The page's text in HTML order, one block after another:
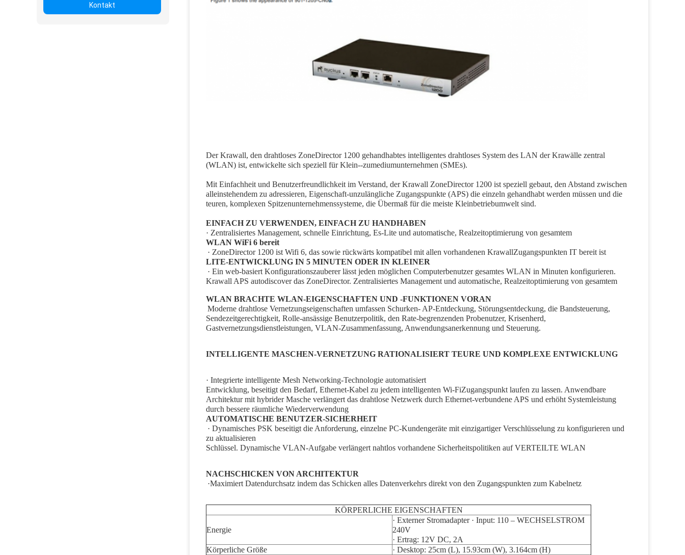
Kontakt
Der Krawall, den drahtloses ZoneDirector 1200 gehandhabtes intelligentes drahtloses System des LAN der Krawälle zentral
(WLAN) ist, entwickelte sich speziell für Klein--zumediumunternehmen (SMEs).
Mit Einfachheit und Benutzerfreundlichkeit im Verstand, der Krawall ZoneDirector 1200 ist speziell gebaut, den Abstand zwischen
alleinstehendem zu adressieren, Eigenschaft-unzulängliche Zugangspunkte (APS) die einzeln gehandhabt werden müssen und die
teuren, komplexen Spitzenunternehmenssysteme, die Übermaß für die meiste Kleinbetriebumwelt sind.
EINFACH ZU VERWENDEN, EINFACH ZU HANDHABEN
· Zentralisiertes Management, schnelle Einrichtung, Es-Lite und automatische, Realzeitoptimierung von gesamtem
WLAN WiFi 6 bereit
· ZoneDirector 1200 ist Wifi 6, das sowie rückwärts kompatibel mit allen vorhandenen KrawallZugangspunkten IT bereit ist
LITE-ENTWICKLUNG IN 5 MINUTEN ODER IN KLEINER
· Ein web-basiert Konfigurationszauberer lässt jeden möglichen Computerbenutzer gesamtes WLAN in Minuten konfigurieren.
Krawall APS autodiscover das ZoneDirector. Zentralisiertes Management und automatische, Realzeitoptimierung von gesamtem
WLAN BRACHTE WLAN-EIGENSCHAFTEN UND -FUNKTIONEN VORAN
Moderne drahtlose Vernetzungseigenschaften umfassen Schurken- AP-Entdeckung, Störungsentdeckung, die Bandsteuerung,
Sendezeitgerechtigkeit, Rolle-ansässige Benutzerpolitik, den Rate-begrenzenden Probenutzer, Krisenherd,
Gastvernetzungsdienstleistungen, VLAN-Zusammenfassung, Anwendungsanerkennung und Steuerung.
INTELLIGENTE MASCHEN-VERNETZUNG RATIONALISIERT TEURE UND KOMPLEXE ENTWICKLUNG
· Integrierte intelligente Mesh Networking-Technologie automatisiert
Entwicklung, beseitigt den Bedarf, Ethernet-Kabel zu jedem intelligenten Wi-FiZugangspunkt laufen zu lassen. Anwendbare
Architektur mit hybrider Masche verlängert das drahtlose Netzwerk durch Ethernet-verbundene APS und erhöht Systemleistung
durch bessere räumliche Wiederverwendung
AUTOMATISCHE BENUTZER-SICHERHEIT
· Dynamisches PSK beseitigt die Anforderung, einzelne PC-Kundengeräte mit einzigartiger Verschlüsselung zu konfigurieren und
zu aktualisieren
Schlüssel. Dynamische VLAN-Aufgabe verlängert nahtlos vorhandene Sicherheitspolitiken auf VERTEILTE WLAN
NACHSCHICKEN VON ARCHITEKTUR
·Maximiert Datendurchsatz indem das Schicken alles Datenverkehrs direkt von den Zugangspunkten zum Kabelnetz
KÖRPERLICHE EIGENSCHAFTEN
Energie
· Externer Stromadapter · Input: 110 – WECHSELSTROM
240V
· Ertrag: 12V DC, 2A
Körperliche Größe
· Desktop: 25cm (L), 15.93cm (W), 3.164cm (H)